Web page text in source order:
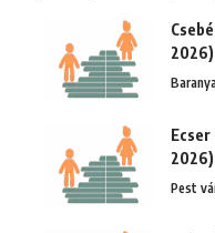
2026)
2026)
Pest